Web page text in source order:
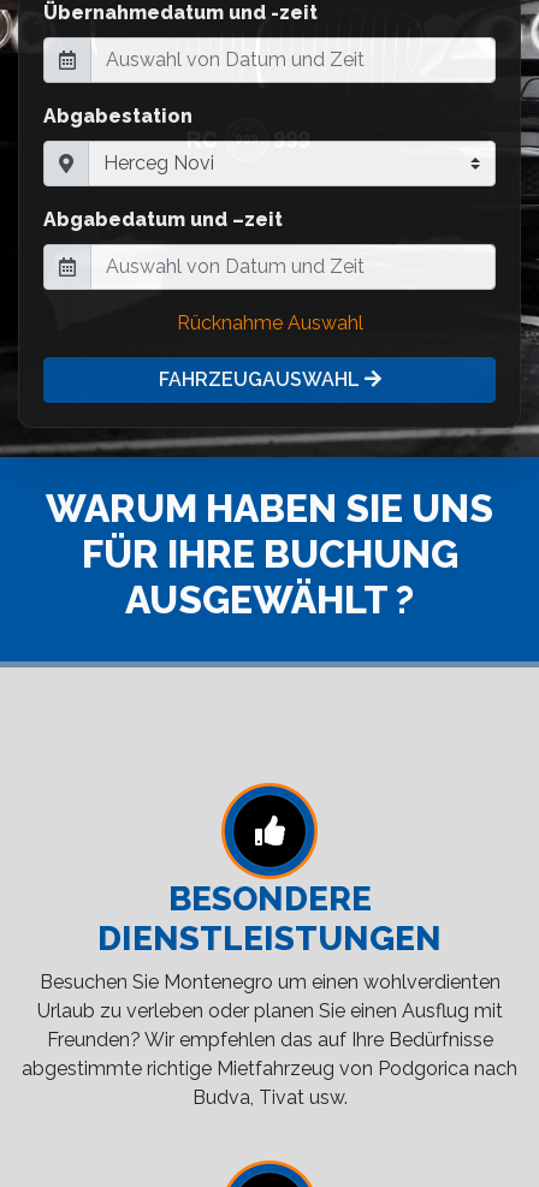
Übernahmedatum und -zeit
Abgabestation
Abgabedatum und –zeit
Rücknahme Auswahl
FAHRZEUGAUSWAHL
WARUM HABEN SIE UNS
FÜR IHRE BUCHUNG
AUSGEWÄHLT ?
BESONDERE
DIENSTLEISTUNGEN
Besuchen Sie Montenegro um einen wohlverdienten
Urlaub zu verleben oder planen Sie einen Ausflug mit
Freunden? Wir empfehlen das auf Ihre Bedürfnisse
abgestimmte richtige Mietfahrzeug von Podgorica nach
Budva, Tivat usw.